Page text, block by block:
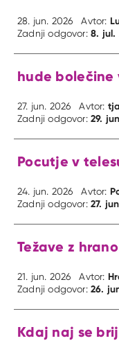
28. jun. 2026 Avtor:
Zadnji odgovor:8. jul.
hude
27. jun. 2026 Avtor:
Zadnji odgovor:29.
Pocutje v
24. jun. 2026 Avtor:
Zadnji odgovor:27.
Težave z hrano
21. jun. 2026 Avtor:
Zadnji odgovor:26.
Kdaj naj se